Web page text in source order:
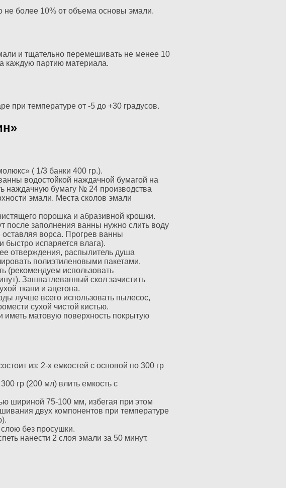
не более 10% от объема основы эмали.
и тщательно перемешивать не менее 10
каждую партию материала.
при температуре от -5 до +30 градусов.
( 1/3 банки 400 гр.).
водостойкой наждачной бумагой на
наждачную бумагу № 24 производства
эмали. Места сколов эмали
порошка и абразивной крошки.
после заполнения ванны нужно слить воду
оставляя ворса. Прогрев ванны
быстро испаряется влага).
отверждения, распылитель душа
полиэтиленовыми пакетами.
(рекомендуем использовать
Зашпатлеванный скол зачистить
ткани и ацетона.
лучше всего использовать пылесос,
сухой чистой кистью.
иметь матовую поверхность покрытую
из: 2-х емкостей с основой по 300 гр
гр (200 мл) влить емкость с
шириной 75-100 мм, избегая при этом
двух компонентов при температуре
без просушки.
нанести 2 слоя эмали за 50 минут.